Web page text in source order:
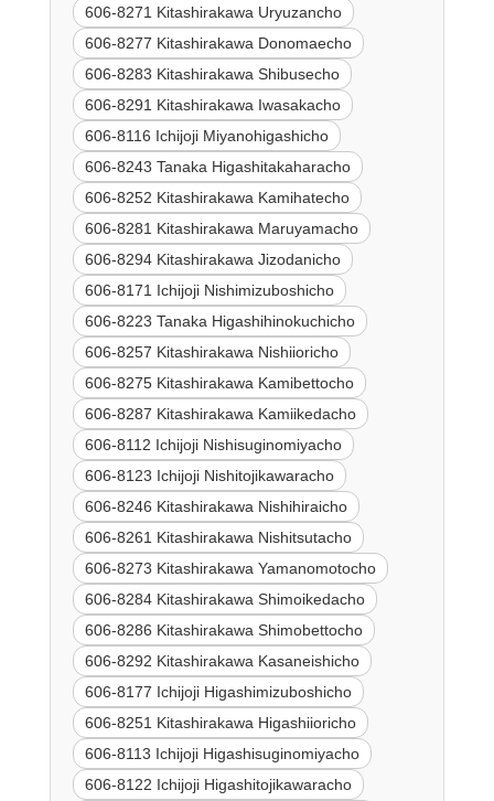
606-8271 Kitashirakawa Uryuzancho
606-8277 Kitashirakawa Donomaecho
606-8283 Kitashirakawa Shibusecho
606-8291 Kitashirakawa Iwasakacho
606-8116 Ichijoji Miyanohigashicho
606-8243 Tanaka Higashitakaharacho
606-8252 Kitashirakawa Kamihatecho
606-8281 Kitashirakawa Maruyamacho
606-8294 Kitashirakawa Jizodanicho
606-8171 Ichijoji Nishimizuboshicho
606-8223 Tanaka Higashihinokuchicho
606-8257 Kitashirakawa Nishiioricho
606-8275 Kitashirakawa Kamibettocho
606-8287 Kitashirakawa Kamiikedacho
606-8112 Ichijoji Nishisuginomiyacho
606-8123 Ichijoji Nishitojikawaracho
606-8246 Kitashirakawa Nishihiraicho
606-8261 Kitashirakawa Nishitsutacho
606-8273 Kitashirakawa Yamanomotocho
606-8284 Kitashirakawa Shimoikedacho
606-8286 Kitashirakawa Shimobettocho
606-8292 Kitashirakawa Kasaneishicho
606-8177 Ichijoji Higashimizuboshicho
606-8251 Kitashirakawa Higashiioricho
606-8113 Ichijoji Higashisuginomiyacho
606-8122 Ichijoji Higashitojikawaracho